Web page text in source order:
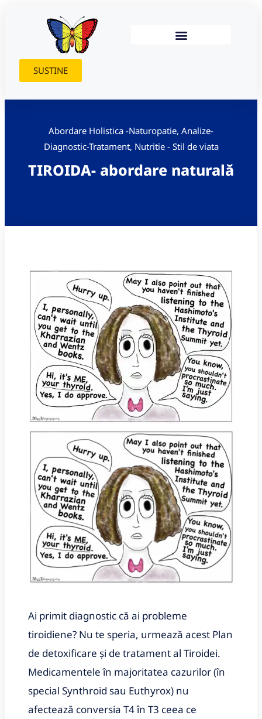
SUSTINE
Abordare Holistica -Naturopatie, Analize-
Diagnostic-Tratament, Nutritie - Stil de viata
TIROIDA- abordare naturală
Ai primit diagnostic că ai probleme
tiroidiene? Nu te speria, urmează acest Plan
de detoxificare și de tratament al Tiroidei.
Medicamentele în majoritatea cazurilor (în
special Synthroid sau Euthyrox) nu
afectează conversia T4 în T3 ceea ce